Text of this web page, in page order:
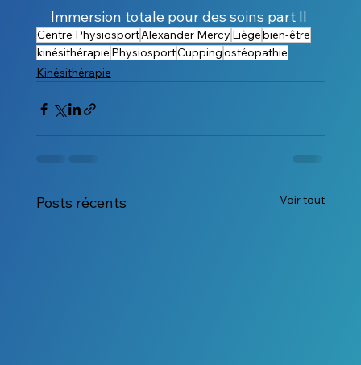
Immersion totale pour des soins part II
Centre PhysiosportAlexander Mercy Liègebien-être
kinésithérapie PhysiosportCuppingostéopathie
Kinésithérapie
Posts récents Voir tout